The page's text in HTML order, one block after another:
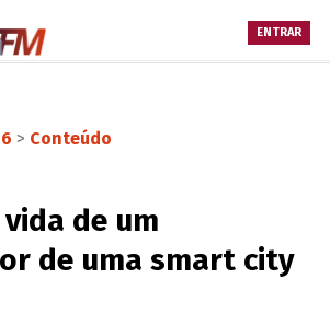
ENTRAR
> Conteúdo
de um
de uma smart city